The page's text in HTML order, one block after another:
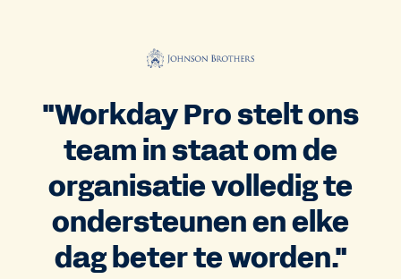
"Workday Pro stelt ons
team in staat om de
organisatie volledig te
ondersteunen en elke
dag beter te worden."